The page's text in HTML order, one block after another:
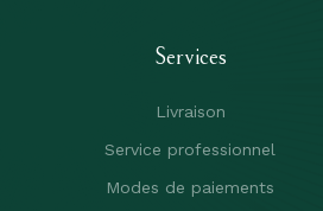
Services
Livraison
Service professionnel
Modes de paiements